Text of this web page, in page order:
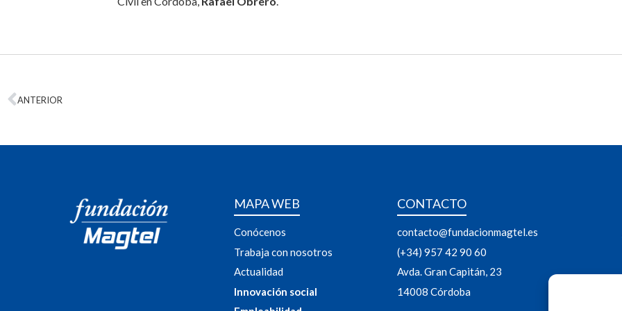
ANTERIOR
MAPA WEB
Conócenos
Trabaja con nosotros
Actualidad
Innovación social
CONTACTO
contacto@fundacionmagtel.es
(+34) 957 42 90 60
Avda. Gran Capitán, 23
14008 Córdoba